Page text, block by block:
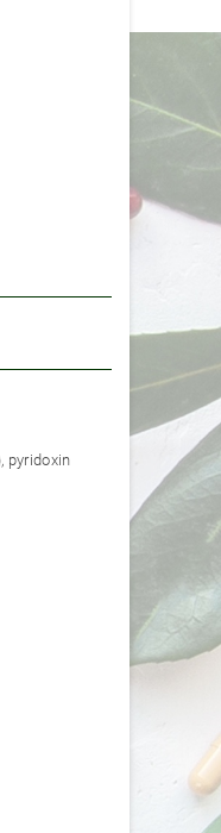
pyridoxin